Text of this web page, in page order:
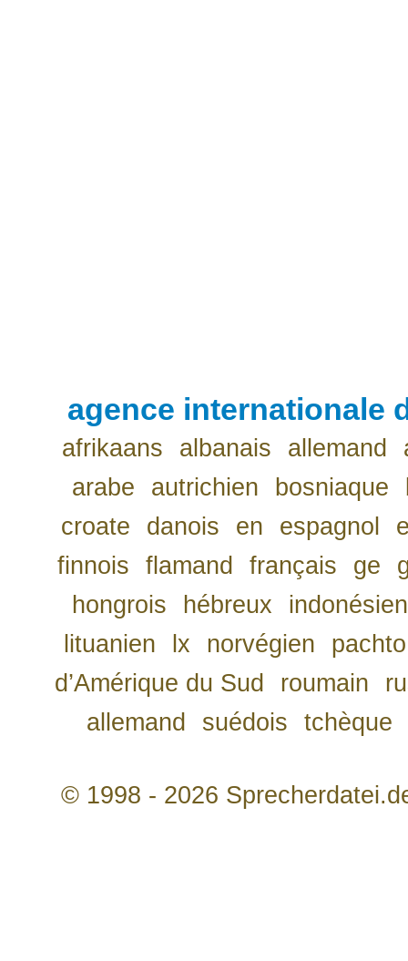
agence internationale
afrikaans albanais allemand
arabe
autrichien bosniaque
croate
danois en espagnol
finnois
flamand français ge
hongrois
hébreux
indonésien
lituanien
lx norvégien
pachto
d’Amérique du Sud
roumain
allemand
suédois tchèque
© 1998 - 2026